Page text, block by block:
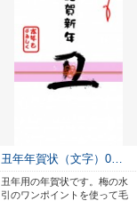
丑年年賀状（文字）0…
丑年用の年賀状です。梅の水
引のワンポイントを使って毛